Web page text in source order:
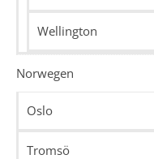
Wellington
Norwegen
Oslo
Tromsö